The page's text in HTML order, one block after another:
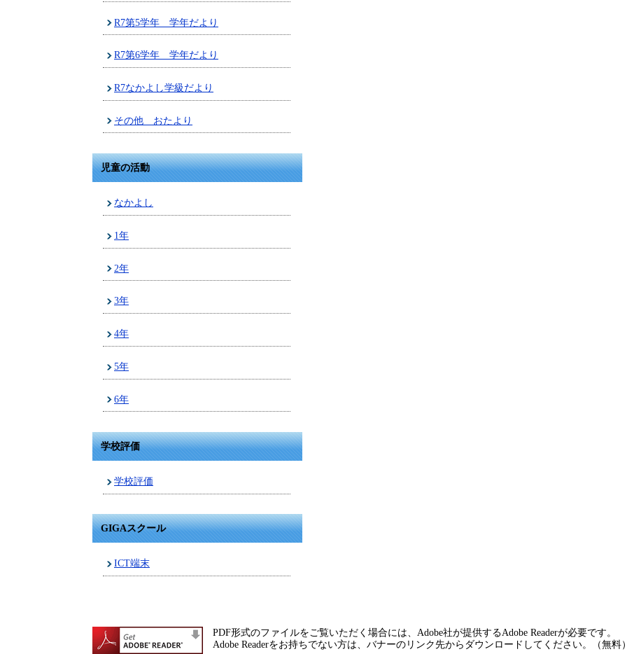
R7第5学年 学年だより
R7第6学年 学年だより
R7なかよし学級だより
その他 おたより
児童の活動
なかよし
1年
2年
3年
4年
5年
6年
学校評価
学校評価
GIGAスクール
ICT端末
PDF形式のファイルをご覧いただく場合には、Adobe社が提供するAdobe Readerが必要です。
Adobe Readerをお持ちでない方は、バナーのリンク先からダウンロードしてください。（無料）